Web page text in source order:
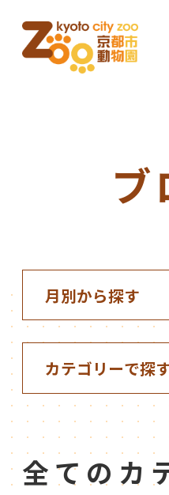
ブ
全てのカ